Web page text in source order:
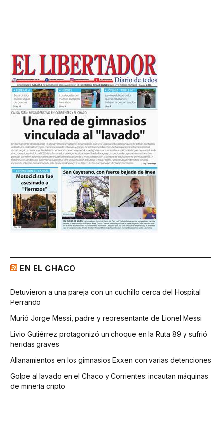
EN EL CHACO
Detuvieron a una pareja con un cuchillo cerca del Hospital
Perrando
Murió Jorge Messi, padre y representante de Lionel Messi
Livio Gutiérrez protagonizó un choque en la Ruta 89 y sufrió
heridas graves
Allanamientos en los gimnasios Exxen con varias detenciones
Golpe al lavado en el Chaco y Corrientes: incautan máquinas
de minería cripto